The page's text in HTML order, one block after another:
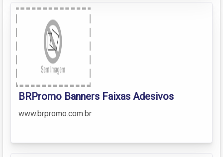
BRPromo Banners Faixas Adesivos
www.brpromo.com.br